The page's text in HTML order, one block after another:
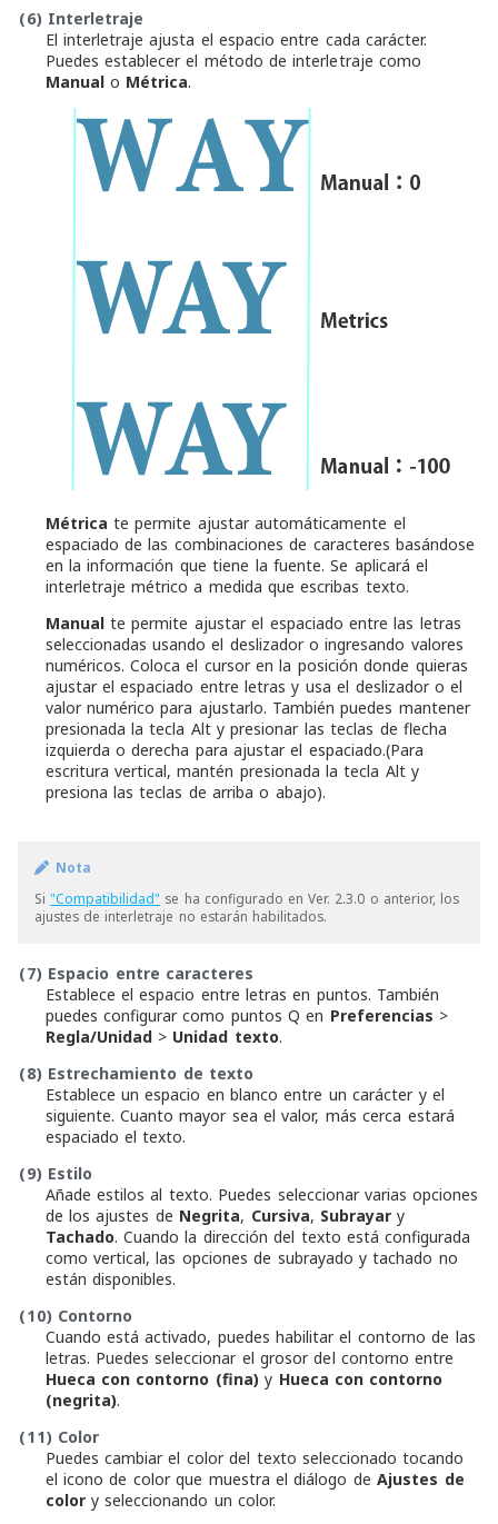
(6) Interletraje
El interletraje ajusta el espacio entre cada carácter.
Puedes establecer el método de interletraje como
Manualo Métrica.
Métrica te permite ajustar automáticamente el
espaciado de las combinaciones de caracteres basándose
en la información que tiene la fuente. Se aplicará el
interletraje métrico a medida que escribas texto.
Manualte permite ajustar el espaciado entre las letras
seleccionadas usando el deslizador o ingresando valores
numéricos. Coloca el cursor en la posición donde quieras
ajustar el espaciado entre letras y usa el deslizador o el
valor numérico para ajustarlo. También puedes mantener
presionada la tecla Alt y presionar las teclas de flecha
izquierda o derecha para ajustar el espaciado.(Para
escritura vertical, mantén presionada la tecla Alt y
presiona las teclas de arriba o abajo).
Nota
Si"Compatibilidad" se ha configurado en Ver. 2.3.0 o anterior, los
ajustes de interletraje no estarán habilitados.
(7) Espacio entre caracteres
Establece el espacio entre letras en puntos. También
puedes configurar como puntos Q en Preferencias >
Regla/Unidad> Unidad texto.
(8) Estrechamiento de texto
Establece un espacio en blanco entre un carácter y el
siguiente. Cuanto mayor sea el valor, más cerca estará
espaciado el texto.
(9) Estilo
Añade estilos al texto. Puedes seleccionar varias opciones
de los ajustes de Negrita, Cursiva, Subrayary
Tachado. Cuando la dirección del texto está configurada
como vertical, las opciones de subrayado y tachado no
están disponibles.
(10) Contorno
Cuando está activado, puedes habilitar el contorno de las
letras. Puedes seleccionar el grosor del contorno entre
Hueca con contorno (fina) y Hueca con contorno
(negrita).
(11) Color
Puedes cambiar el color del texto seleccionado tocando
el icono de color que muestra el diálogo deAjustes de
colory seleccionando un color.